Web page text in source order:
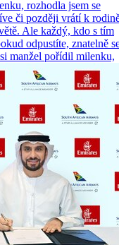
rozhodla jsem se
či později vrátí k
Ale každý, kdo s tím
odpustíte, znatelně
manžel pořídil milenku,